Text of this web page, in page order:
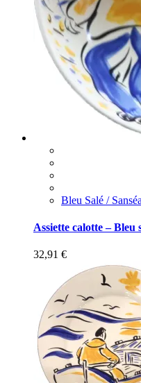
Bleu Salé /
Assiette calotte – Bleu
32,91 €